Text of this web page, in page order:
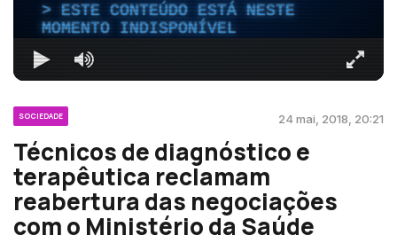
ESTE CONTEÚDO ESTÁ NESTE
MOMENTO INDISPONÍVEL
SOCIEDADE 24 mai, 2018, 20:21
Técnicos de diagnóstico e
terapêutica reclamam
reabertura das negociações
com o Ministério da Saúde